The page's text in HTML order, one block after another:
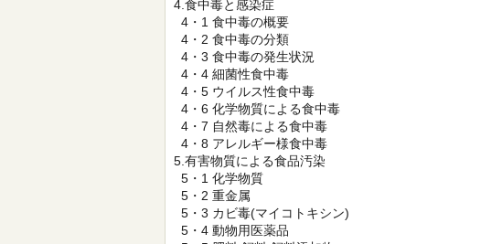
4.食中毒と感染症
4・1 食中毒の概要
4・2 食中毒の分類
4・3 食中毒の発生状況
4・4 細菌性食中毒
4・5 ウイルス性食中毒
4・6 化学物質による食中毒
4・7 自然毒による食中毒
4・8 アレルギー様食中毒
5.有害物質による食品汚染
5・1 化学物質
5・2 重金属
5・3 カビ毒(マイコトキシン)
5・4 動物用医薬品